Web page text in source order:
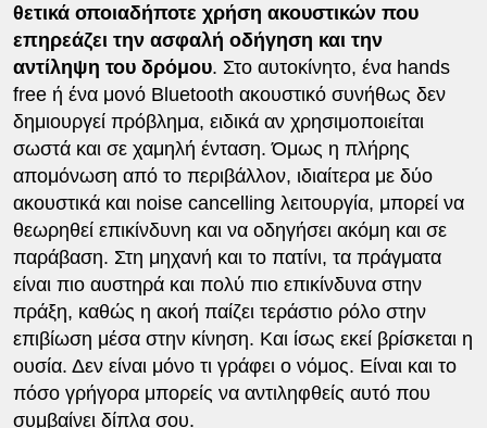
θετικά οποιαδήποτε χρήση ακουστικών που
επηρεάζει την ασφαλή οδήγηση και την
αντίληψη του δρόμου. Στο αυτοκίνητο, ένα hands
free ή ένα μονό Bluetooth ακουστικό συνήθως δεν
δημιουργεί πρόβλημα, ειδικά αν χρησιμοποιείται
σωστά και σε χαμηλή ένταση. Όμως η πλήρης
απομόνωση από το περιβάλλον, ιδιαίτερα με δύο
ακουστικά και noise cancelling λειτουργία, μπορεί να
θεωρηθεί επικίνδυνη και να οδηγήσει ακόμη και σε
παράβαση. Στη μηχανή και το πατίνι, τα πράγματα
είναι πιο αυστηρά και πολύ πιο επικίνδυνα στην
πράξη, καθώς η ακοή παίζει τεράστιο ρόλο στην
επιβίωση μέσα στην κίνηση. Και ίσως εκεί βρίσκεται η
ουσία. Δεν είναι μόνο τι γράφει ο νόμος. Είναι και το
πόσο γρήγορα μπορείς να αντιληφθείς αυτό που
συμβαίνει δίπλα σου.